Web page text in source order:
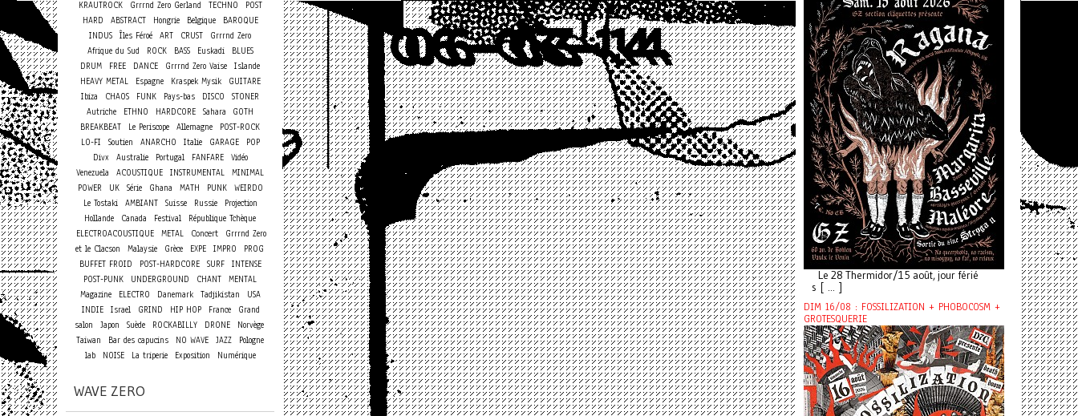
KRAUTROCK
Grrrnd Zero Gerland TECHNO
POST
HARD
ABSTRACT Hongrie Belgique
BAROQUE
INDUS Îles Féroé ART CRUST
Grrrnd Zero
Afrique du Sud
ROCK BASS Euskadi
BLUES
DRUM
FREE DANCE Grrrnd Zero Vaise Islande
HEAVY METAL
Espagne Kraspek Mysik
GUITARE
Ibiza
CHAOS FUNK Pays-bas DISCO
STONER
Autriche
ETHNO HARDCORE Sahara
GOTH
BREAKBEAT
Le Periscope Allemagne
POST-ROCK
LO-FI
Soutien ANARCHO Italie GARAGE
POP
Divx
Australie Portugal FANFARE
Vidéo
Venezuela
ACOUSTIQUE INSTRUMENTAL MINIMAL
POWER
UK Série Ghana MATH PUNK
WEIRDO
Le Tostaki
AMBIANT Suisse Russie
Projection
Hollande
Canada Festival
République Tchèque
ELECTROACOUSTIQUE
METAL Concert
Grrrnd Zero
et le Clacson
Malaysie Grèce EXPE IMPRO
PROG
BUFFET FROID
POST-HARDCORE SURF
INTENSE
POST-PUNK
UNDERGROUND CHANT MENTAL
Magazine
ELECTRO Danemark Tadjikistan
USA
INDIE Israel GRIND HIP HOP France
Grand
salon
Japon Suède ROCKABILLY DRONE
Norvège
Taiwan
Bar des capucins NO WAVE JAZZ
Pologne
lab
NOISE La triperie Exposition Numérique
WAVE ZERO
Le 28 Thermidor/15 août, jour férié
s [ ... ]
DIM 16/08 : FOSSILIZATION + PHOBOCOSM +
GROTESQUERIE